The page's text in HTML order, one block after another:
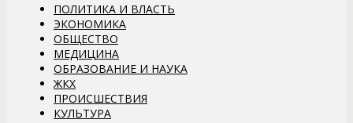
ПОЛИТИКА И ВЛАСТЬ
ЭКОНОМИКА
ОБЩЕСТВО
МЕДИЦИНА
ОБРАЗОВАНИЕ И НАУКА
ЖКХ
ПРОИСШЕСТВИЯ
КУЛЬТУРА